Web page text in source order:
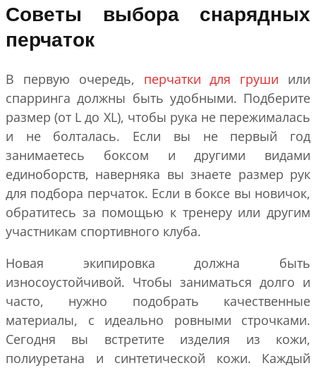
Советы выбора снарядных
перчаток
В первую очередь, перчатки для груши или
спарринга должны быть удобными. Подберите
размер (от L до XL), чтобы рука не пережималась
и не болталась. Если вы не первый год
занимаетесь боксом и другими видами
единоборств, наверняка вы знаете размер рук
для подбора перчаток. Если в боксе вы новичок,
обратитесь за помощью к тренеру или другим
участникам спортивного клуба.
Новая экипировка должна быть
износоустойчивой. Чтобы заниматься долго и
часто, нужно подобрать качественные
материалы, с идеально ровными строчками.
Сегодня вы встретите изделия из кожи,
полиуретана и синтетической кожи. Каждый